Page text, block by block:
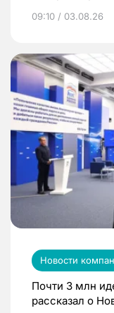
09:10 / 03.08.26
Новости
Почти 3 млн
рассказал о